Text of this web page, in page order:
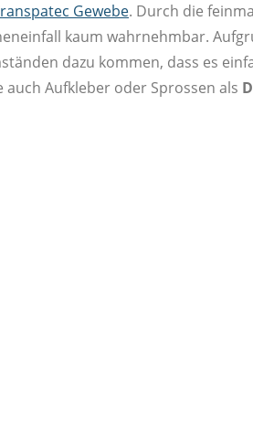
Gewebe. Durch die
kaum wahrnehmbar.
dazu kommen, dass es
Aufkleber oder Sprossen als